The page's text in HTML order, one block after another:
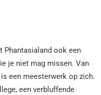
Phantasialand ook een
je niet mag missen. Van
een meesterwerk op zich.
een verbluffende